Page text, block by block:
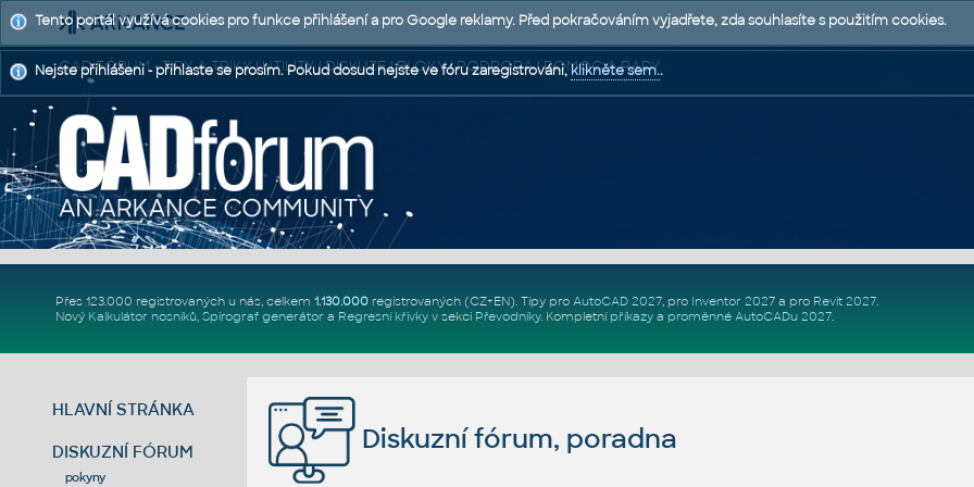
CAD FÓRUM - TIPY A TRIKY | UTILITY | DISKUZE | BLOKY | PODPORA | POMOC A RADY
Přes 123.000 registrovaných u nás, celkem 1.130.000registrovaných (CZ+EN). Tipy pro AutoCAD 2027, pro Inventor 2027a pro Revit 2027.
Nový Kalkulátor nosníků, Spirograf generátor a Regresní křivkyv sekci Převodníky. Kompletní příkazya proměnné AutoCADu 2027.
HLAVNÍ STRÁNKA
DISKUZNÍ FÓRUM
pokyny
Diskuzní fórum, poradna
Tento portál využívá cookies pro funkce přihlášení a pro Google reklamy. Před pokračováním vyjadřete, zda souhlasíte s použitím cookies.
Nejste přihlášeni - přihlaste se prosím. Pokud dosud nejste ve fóru zaregistrováni,klikněte sem..